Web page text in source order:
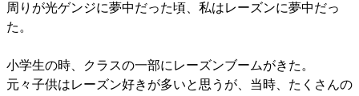
周りが光ゲンジに夢中だった頃、私はレーズンに夢中だっ
た。
小学生の時、クラスの一部にレーズンブームがきた。
元々子供はレーズン好きが多いと思うが、当時、たくさんの